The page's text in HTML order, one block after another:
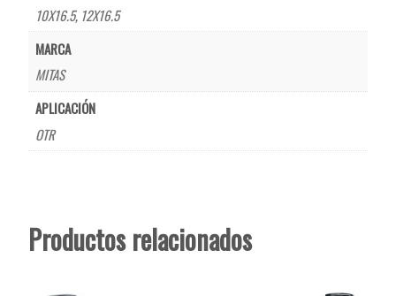
10X16.5, 12X16.5
MARCA
MITAS
APLICACIÓN
OTR
Productos relacionados